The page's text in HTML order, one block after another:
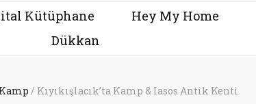
Kütüphane Hey My Home
Dükkan
/ Kıyıkışlacık’ta Kamp & Iasos Antik Kenti